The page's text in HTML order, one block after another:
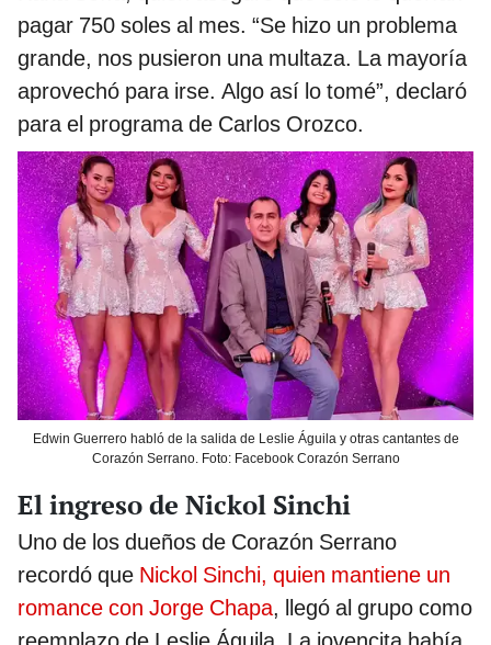
pagar 750 soles al mes. “Se hizo un problema
grande, nos pusieron una multaza. La mayoría
aprovechó para irse. Algo así lo tomé”, declaró
para el programa de Carlos Orozco.
Edwin Guerrero habló de la salida de Leslie Águila y otras cantantes de
Corazón Serrano. Foto: Facebook Corazón Serrano
El ingreso de Nickol Sinchi
Uno de los dueños de Corazón Serrano
recordó que Nickol Sinchi, quien mantiene un
romance con Jorge Chapa, llegó al grupo como